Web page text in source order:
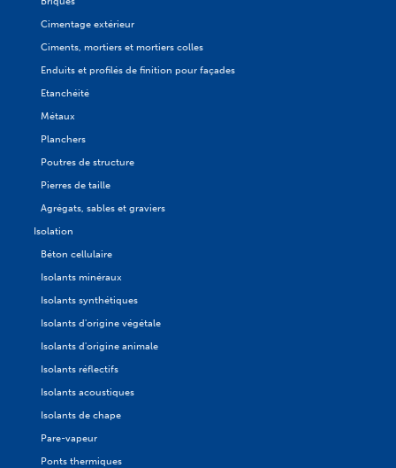
Cimentage extérieur
Ciments, mortiers et mortiers colles
Enduits et profilés de finition pour façades
Etanchéité
Métaux
Planchers
Poutres de structure
Pierres de taille
Agrégats, sables et graviers
Isolation
Béton cellulaire
Isolants minéraux
Isolants synthétiques
Isolants d'origine végétale
Isolants d'origine animale
Isolants réflectifs
Isolants acoustiques
Isolants de chape
Pare-vapeur
Ponts thermiques